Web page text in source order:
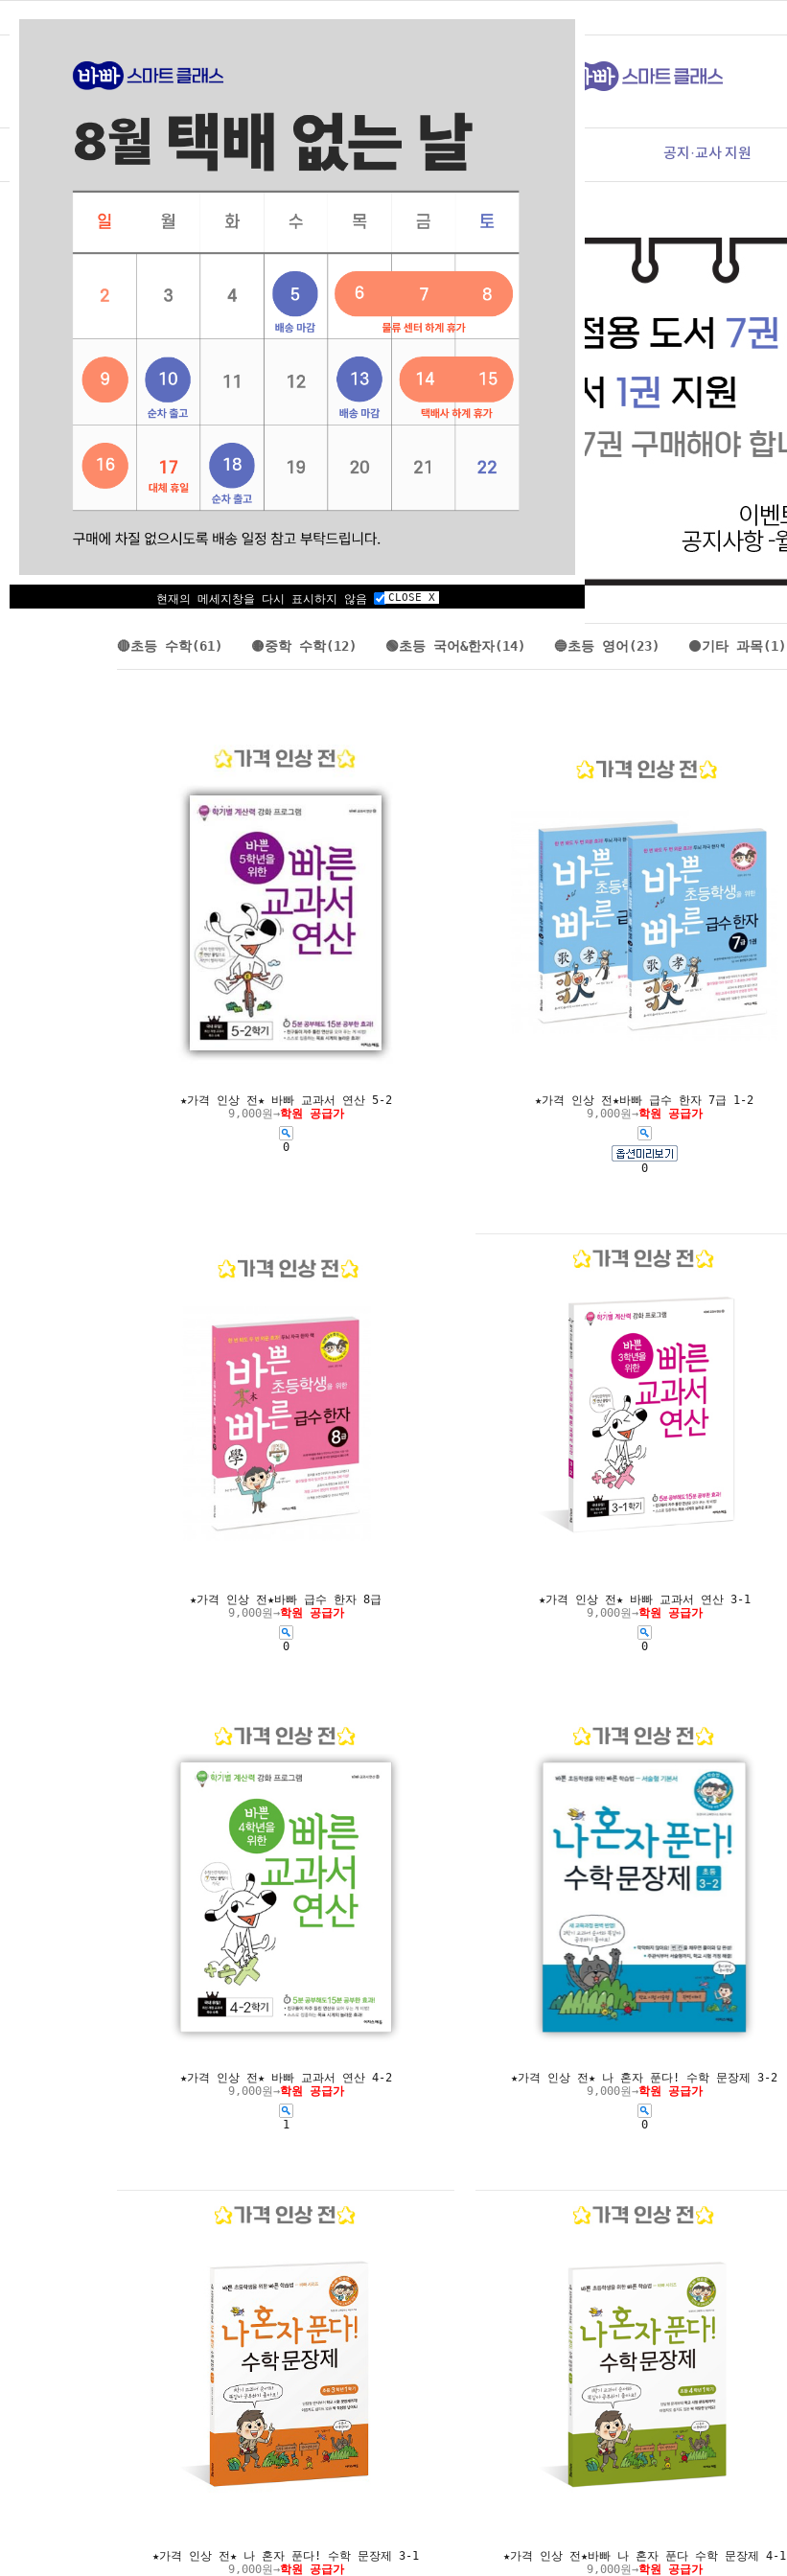
즐겨찾기 가입 상담·문의 02-333-1722(상담 가능 시간 | 평일 9:00~12:30 / 13:30~16:00)
HOME 바.스.클. 소개 공지·교사 지원
🔘가격 인상 전
🔴초등 수학(61) 🟡중학 수학(12) 🟢초등 국어&한자(14) 🔵초등 영어(23) ⚫기타 과목(1)
★가격 인상 전★ 바빠 교과서 연산 5-2
9,000원→학원 공급가
0
★가격 인상 전★바빠 급수 한자 7급 1-2
9,000원→학원 공급가
0
★가격 인상 전★바빠 급수 한자 8급
9,000원→학원 공급가
0
★가격 인상 전★ 바빠 교과서 연산 3-1
9,000원→학원 공급가
0
★가격 인상 전★ 바빠 교과서 연산 4-2
9,000원→학원 공급가
1
★가격 인상 전★ 나 혼자 푼다! 수학 문장제 3-2
9,000원→학원 공급가
0
★가격 인상 전★ 나 혼자 푼다! 수학 문장제 3-1
9,000원→학원 공급가
★가격 인상 전★바빠 나 혼자 푼다 수학 문장제 4-1
9,000원→학원 공급가
현재의 메세지창을 다시 표시하지 않음 CLOSE X